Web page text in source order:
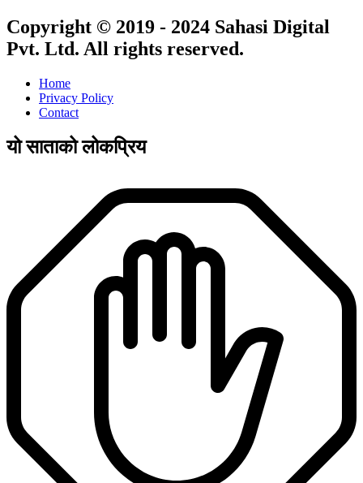
Copyright © 2019 - 2024 Sahasi Digital
Pvt. Ltd. All rights reserved.
Home
Privacy Policy
Contact
यो साताको लोकप्रिय